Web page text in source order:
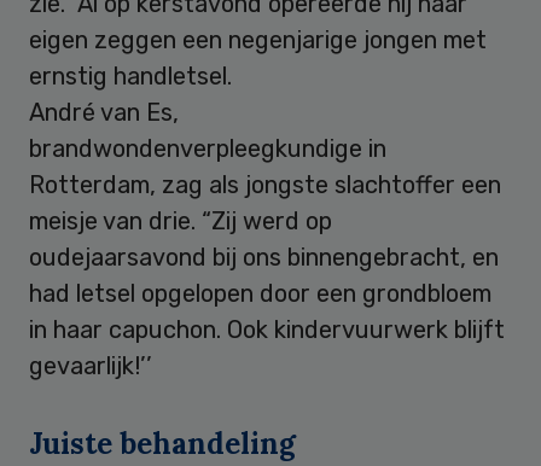
eigen zeggen een negenjarige jongen met
ernstig handletsel.
André van Es,
brandwondenverpleegkundige in
Rotterdam, zag als jongste slachtoffer een
meisje van drie. “Zij werd op
oudejaarsavond bij ons binnengebracht, en
had letsel opgelopen door een grondbloem
in haar capuchon. Ook kindervuurwerk blijft
gevaarlijk!’’
Juiste behandeling